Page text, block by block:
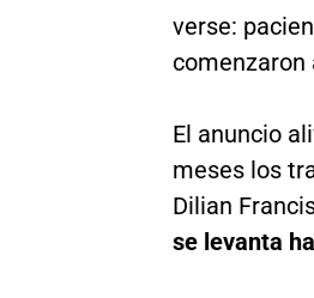
verse:
comenzaron
El anuncio
meses los
Dilian
se levanta